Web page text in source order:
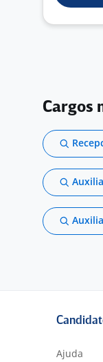
Cargos
Ajuda